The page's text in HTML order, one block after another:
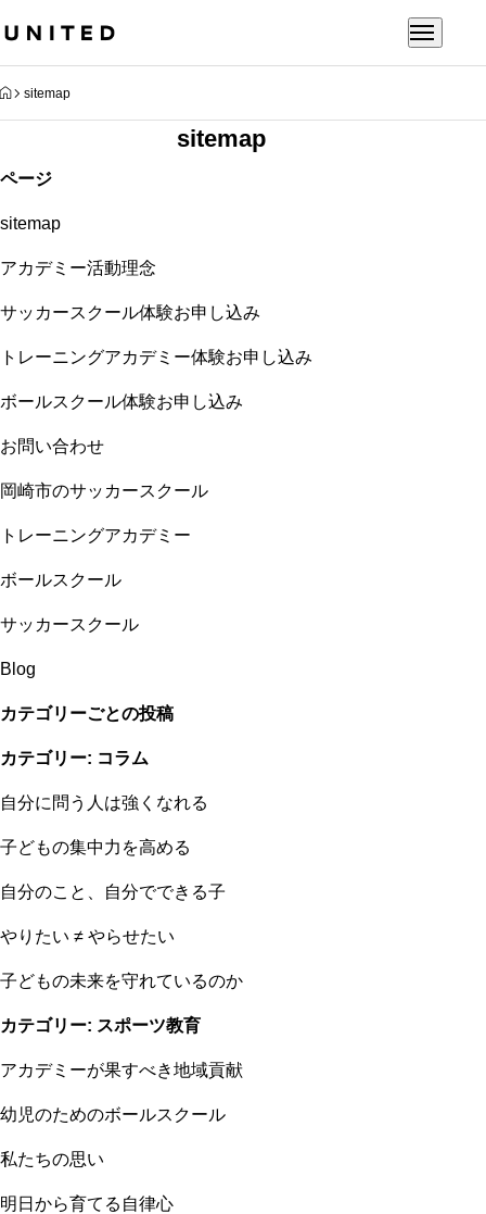
HOME
sitemap
sitemap
ページ
sitemap
アカデミー活動理念
サッカースクール体験お申し込み
トレーニングアカデミー体験お申し込み
ボールスクール体験お申し込み
お問い合わせ
岡崎市のサッカースクール
トレーニングアカデミー
ボールスクール
サッカースクール
Blog
カテゴリーごとの投稿
カテゴリー: コラム
自分に問う人は強くなれる
子どもの集中力を高める
自分のこと、自分でできる子
やりたい ≠ やらせたい
子どもの未来を守れているのか
カテゴリー: スポーツ教育
アカデミーが果すべき地域貢献
幼児のためのボールスクール
私たちの思い
明日から育てる自律心